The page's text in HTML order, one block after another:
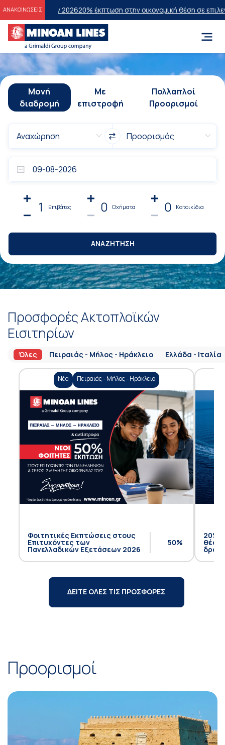
ΑΝΑΚΟΙΝΩΣΕΙΣ
202620% έκπτωση στην οικονομική θέση σε επιλεγμένα
Μονή
διαδρομή
Με
επιστροφή
Πολλαπλοί
Προορισμοί
1 Επιβάτες 0 Οχήματα 0 Κατοικίδια
ΑΝΑΖΗΤΗΣΗ
Προσφορές Ακτοπλοϊκών
Εισιτηρίων
Όλες Πειραιάς - Μήλος - Ηράκλειο Ελλάδα - Ιταλία
Νέα Πειραιάς - Μήλος - Ηράκλειο
Φοιτητικές Εκπτώσεις στους
Επιτυχόντες των
Πανελλαδικών Εξετάσεων 2026
50%
20%
θέση
ΔΕΙΤΕ ΟΛΕΣ ΤΙΣ ΠΡΟΣΦΟΡΕΣ
Προορισμοί